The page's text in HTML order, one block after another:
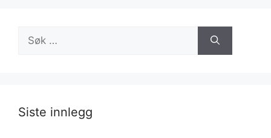
etter:
Siste innlegg